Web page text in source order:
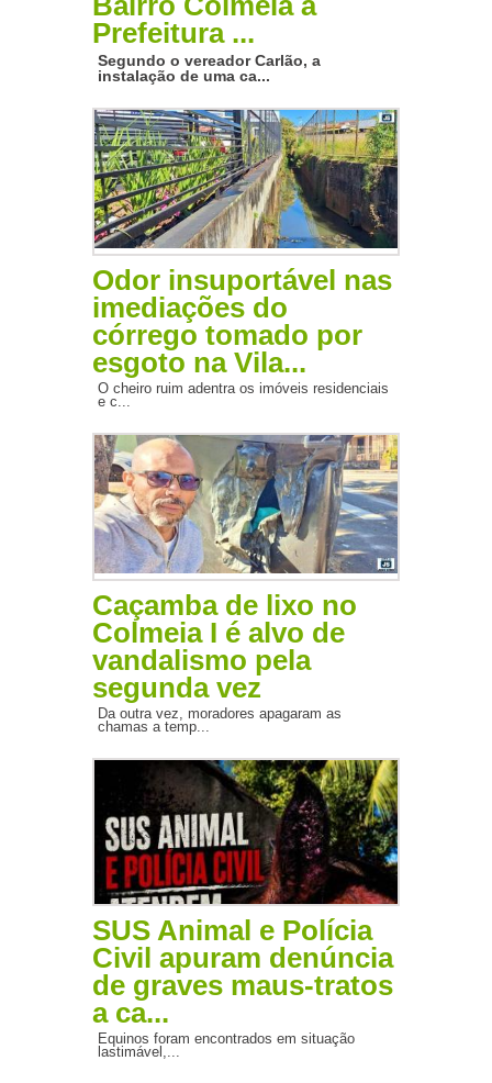
Prefeitura ...
Segundo o vereador Carlão, a
instalação de uma ca...
Odor insuportável nas
imediações do
córrego tomado por
esgoto na Vila...
O cheiro ruim adentra os imóveis residenciais
e c...
Caçamba de lixo no
Colmeia I é alvo de
vandalismo pela
segunda vez
Da outra vez, moradores apagaram as
chamas a temp...
SUS Animal e Polícia
Civil apuram denúncia
de graves maus-tratos
a ca...
Equinos foram encontrados em situação
lastimável,...